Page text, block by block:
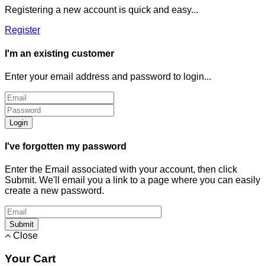
Registering a new account is quick and easy...
Register
I'm an existing customer
Enter your email address and password to login...
Login
I've forgotten my password
Enter the Email associated with your account, then click
Submit. We'll email you a link to a page where you can easily
create a new password.
Submit
Close
Your Cart